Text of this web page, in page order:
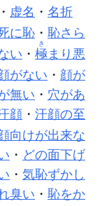
・ 虚名 ・ 名折
に恥 ・ 恥さら
い ・ 極
き
まり悪
がない ・ 顔が
無い ・ 穴があ
顔 ・ 汗顔の至
向けが出来な
・ どの面下げ
・ 気恥ずかし
臭い ・ 恥をか